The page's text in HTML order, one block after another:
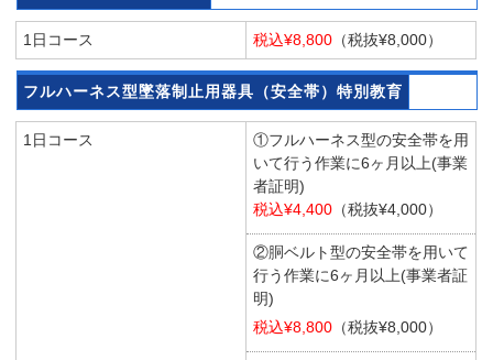
1日コース 税込¥8,800 （税抜¥8,000）
フルハーネス型墜落制止用器具（安全帯）特別教育
1日コース
①フルハーネス型の安全帯を用
いて行う作業に6ヶ月以上(事業
者証明)
税込¥4,400 （税抜¥4,000）
②胴ベルト型の安全帯を用いて
行う作業に6ヶ月以上(事業者証
明)
税込¥8,800 （税抜¥8,000）